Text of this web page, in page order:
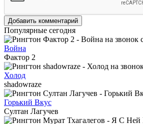
Добавить комментарий
Популярные сегодня
Война
Фактор 2
Холод
shadowraze
Горький Вкус
Султан Лагучев